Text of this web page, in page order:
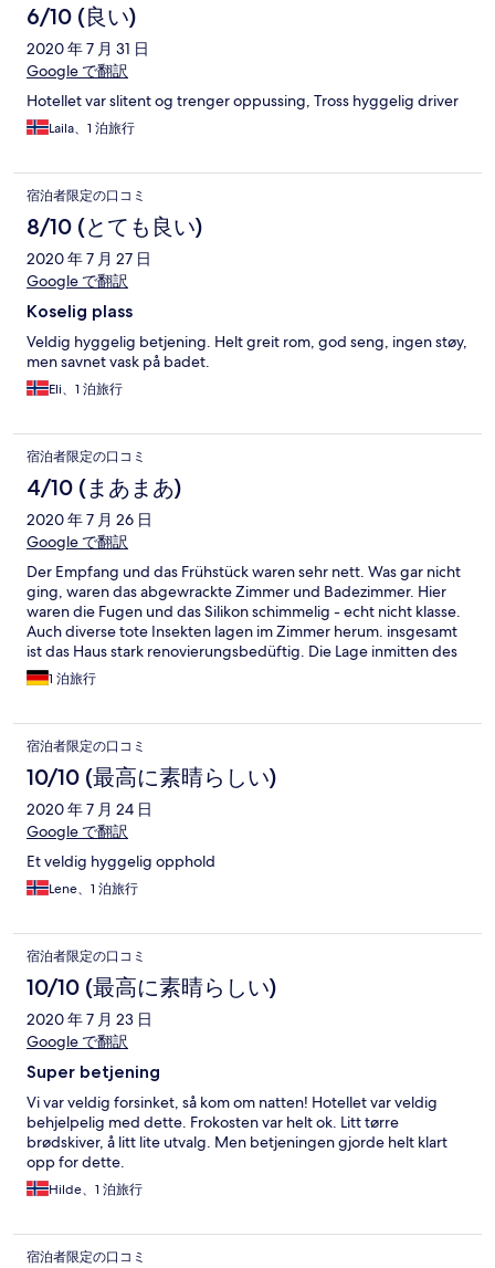
6/10 (良い)
2020 年 7 月 31 日
Google で翻訳
Hotellet var slitent og trenger oppussing, Tross hyggelig driver
Laila、1 泊旅行
宿泊者限定の口コミ
8/10 (とても良い)
2020 年 7 月 27 日
Google で翻訳
Koselig plass
Veldig hyggelig betjening. Helt greit rom, god seng, ingen støy,
men savnet vask på badet.
Eli、1 泊旅行
宿泊者限定の口コミ
4/10 (まあまあ)
2020 年 7 月 26 日
Google で翻訳
Der Empfang und das Frühstück waren sehr nett. Was gar nicht
ging, waren das abgewrackte Zimmer und Badezimmer. Hier
waren die Fugen und das Silikon schimmelig - echt nicht klasse.
Auch diverse tote Insekten lagen im Zimmer herum. insgesamt
ist das Haus stark renovierungsbedüftig. Die Lage inmitten des
Waldes hingegen war ebenfalls schön. Das Preis-Leistungs-
Verhältnis stimmt nicht, für das Angebot war es überteuert.
1 泊旅行
宿泊者限定の口コミ
10/10 (最高に素晴らしい)
2020 年 7 月 24 日
Google で翻訳
Et veldig hyggelig opphold
Lene、1 泊旅行
宿泊者限定の口コミ
10/10 (最高に素晴らしい)
2020 年 7 月 23 日
Google で翻訳
Super betjening
Vi var veldig forsinket, så kom om natten! Hotellet var veldig
behjelpelig med dette. Frokosten var helt ok. Litt tørre
brødskiver, å litt lite utvalg. Men betjeningen gjorde helt klart
opp for dette.
Hilde、1 泊旅行
宿泊者限定の口コミ